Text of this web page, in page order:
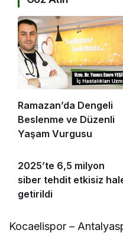
Ramazan’da Dengeli
Beslenme ve Düzenli
Yaşam Vurgusu
2025’te 6,5 milyon
siber tehdit etkisiz
getirildi
Kocaelispor –